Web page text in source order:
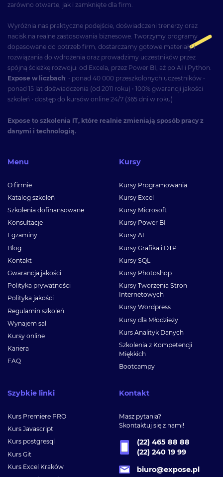
zarówno otwarte, jak i zamknięte dla firm.
Wyróżnia nas praktyczne podejście, doświadczeni trenerzy oraz
nacisk na realne zastosowania biznesowe. Tworzymy programy
dopasowane do potrzeb firm, dostarczamy gotowe materiały i
rozwiązania do wdrożenia oraz prowadzimy uczestników przez
spójną ścieżkę rozwoju: od Excela, przez Power BI, aż po AI i Python.
Expose w liczbach: • ponad 40 000 przeszkolonych uczestników •
ponad 15 lat doświadczenia (od 2011 roku) • 100% gwarancji jakości
szkoleń • dostęp do kursów online 24/7 (365 dni w roku)
Expose to szkolenia IT, które realnie zmieniają sposób pracy z
danymi i technologią.
Menu
O firmie
Katalog szkoleń
Szkolenia dofinansowane
Konsultacje
Egzaminy
Blog
Kontakt
Gwarancja jakości
Polityka prywatności
Polityka jakości
Regulamin szkoleń
Wynajem sal
Kursy online
Kariera
FAQ
Kursy
Kursy Programowania
Kursy Excel
Kursy Microsoft
Kursy Power BI
Kursy AI
Kursy Grafika i DTP
Kursy SQL
Kursy Photoshop
Kursy Tworzenia Stron
Internetowych
Kursy Wordpress
Kursy dla Młodzieży
Kurs Analityk Danych
Szkolenia z Kompetencji
Miękkich
Bootcampy
Szybkie linki
Kurs Premiere PRO
Kurs Javascript
Kurs postgresql
Kurs Git
Kurs Excel Kraków
Kontakt
Masz pytania?
Skontaktuj się z nami!
(22) 465 88 88
(22) 240 19 99
biuro@expose.pl